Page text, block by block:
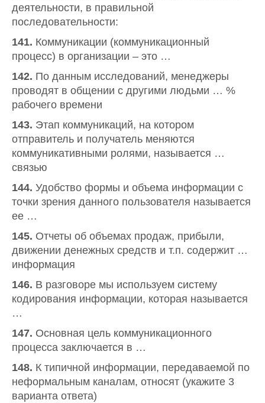
деятельности, в правильной
последовательности:
141. Коммуникации (коммуникационный
процесс) в организации – это …
142. По данным исследований, менеджеры
проводят в общении с другими людьми … %
рабочего времени
143. Этап коммуникаций, на котором
отправитель и получатель меняются
коммуникативными ролями, называется …
связью
144. Удобство формы и объема информации с
точки зрения данного пользователя называется
ее …
145. Отчеты об объемах продаж, прибыли,
движении денежных средств и т.п. содержит …
информация
146. В разговоре мы используем систему
кодирования информации, которая называется
…
147. Основная цель коммуникационного
процесса заключается в …
148. К типичной информации, передаваемой по
неформальным каналам, относят (укажите 3
варианта ответа)